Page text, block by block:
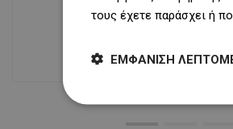
31 000 m² με πάνω από 68
τους έχετε παράσχει ή
ΕΜΦΆΝΙΣΗ